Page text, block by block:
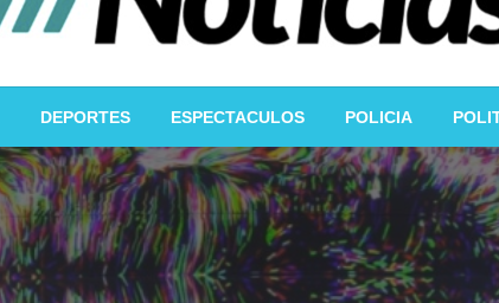
DEPORTES ESPECTACULOS POLICIA